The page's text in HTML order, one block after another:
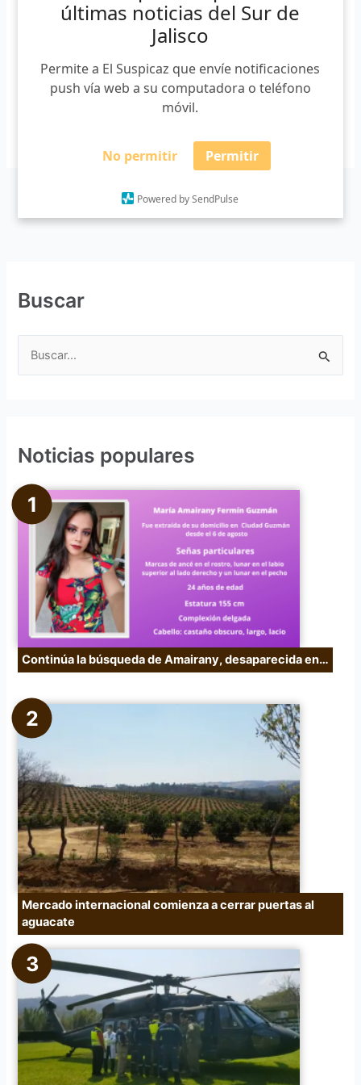
últimas noticias del Sur de
Jalisco
Permite a El Suspicaz que envíe notificaciones
push vía web a su computadora o teléfono
móvil.
No permitir Permitir
Powered by SendPulse
Gabriel» elaborado por estudiantes de periodismo del
Centro Universitario del Sur (CUSur), ganó en la categoría
de estudiantes. El jurado eligió esta pieza audiovisual de
entre 21 […]
Buscar
a
o
Noticias populares
Continúa la búsqueda de Amairany, desaparecida en…
Mercado internacional comienza a cerrar puertas al
aguacate